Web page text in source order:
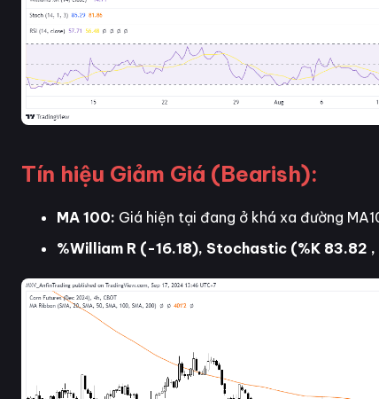
Tín hiệu Giảm Giá (Bearish):
MA 100: Giá hiện tại đang ở khá xa đường
%William R (-16.18), Stochastic (%K 83.82 ,